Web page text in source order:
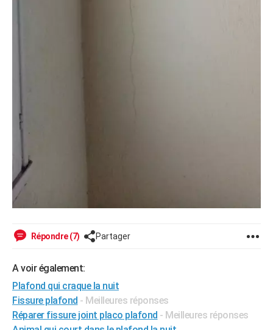
Répondre (7) Partager
A voir également:
Plafond qui craque la nuit
Fissure plafond - Meilleures réponses
Réparer fissure joint placo plafond - Meilleures réponses